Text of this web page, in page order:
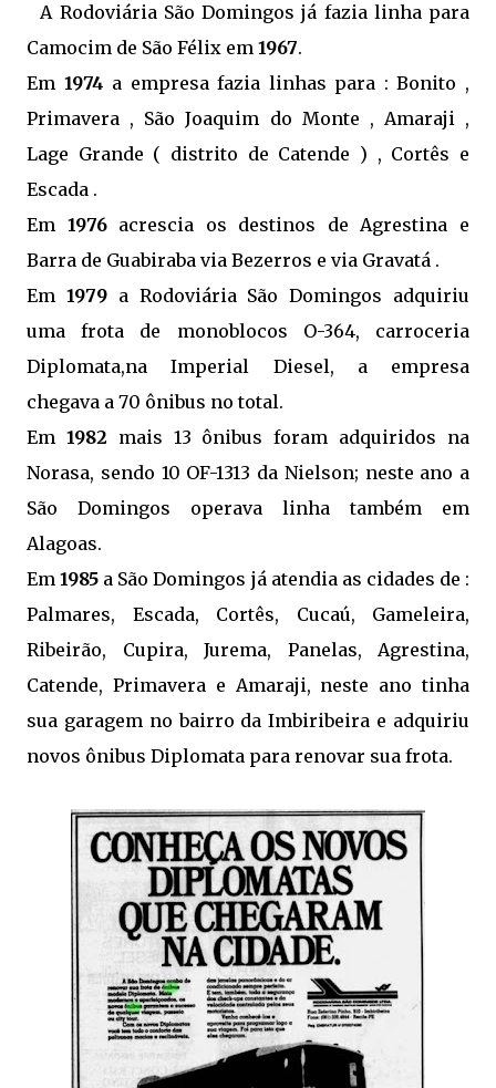
A Rodoviária São Domingos já fazia linha para
Camocim de São Félix em 1967.
Em 1974 a empresa fazia linhas para : Bonito ,
Primavera , São Joaquim do Monte , Amaraji ,
Lage Grande ( distrito de Catende ) , Cortês e
Escada .
Em 1976acrescia os destinos de Agrestina e
Barra de Guabiraba via Bezerros e via Gravatá .
Em 1979a Rodoviária São Domingos adquiriu
uma frota de monoblocos O-364, carroceria
Diplomata,na Imperial Diesel, a empresa
chegava a 70 ônibus no total.
Em 1982 mais 13 ônibus foram adquiridos na
Norasa, sendo 10 OF-1313 da Nielson; neste ano a
São Domingos operava linha também em
Alagoas.
Em1985 a São Domingos já atendia as cidades de :
Palmares, Escada, Cortês, Cucaú, Gameleira,
Ribeirão, Cupira, Jurema, Panelas, Agrestina,
Catende, Primavera e Amaraji, neste ano tinha
sua garagem no bairro da Imbiribeira e adquiriu
novos ônibus Diplomata para renovar sua frota.